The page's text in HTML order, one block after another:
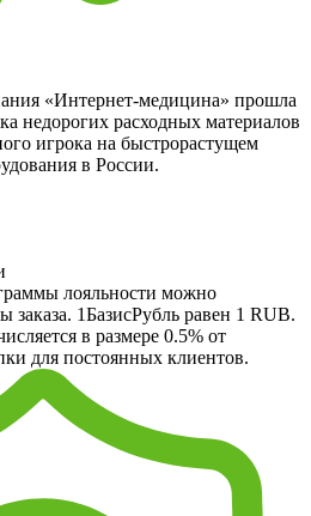
«Интернет-медицина» прошла
недорогих расходных материалов
игрока на быстрорастущем
в России.
лояльности можно
заказа. 1БазисРубль равен 1 RUB.
в размере 0.5% от
для постоянных клиентов.